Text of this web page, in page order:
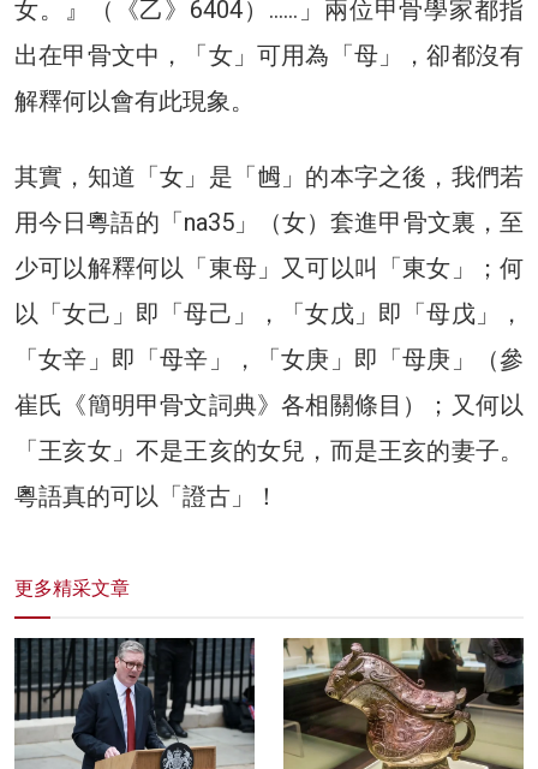
女。』（《乙》6404）……」兩位甲骨學家都指
出在甲骨文中，「女」可用為「母」，卻都沒有
解釋何以會有此現象。
其實，知道「女」是「乸」的本字之後，我們若
用今日粵語的「na35」（女）套進甲骨文裏，至
少可以解釋何以「東母」又可以叫「東女」；何
以「女己」即「母己」，「女戊」即「母戊」，
「女辛」即「母辛」，「女庚」即「母庚」（參
崔氏《簡明甲骨文詞典》各相關條目）；又何以
「王亥女」不是王亥的女兒，而是王亥的妻子。
粵語真的可以「證古」！
更多精采文章